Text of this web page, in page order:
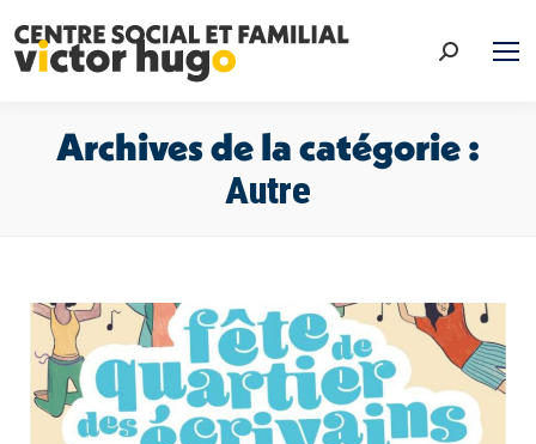
Recherche
Archives de la catégorie :
Autre